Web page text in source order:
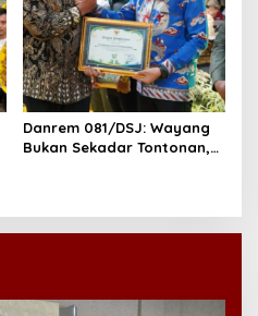
Danrem 081/DSJ: Wayang
Bukan Sekadar Tontonan,